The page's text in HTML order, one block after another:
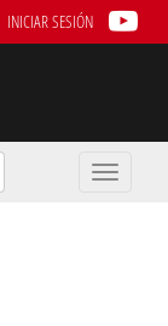
INICIAR SESIÓN
Toggle